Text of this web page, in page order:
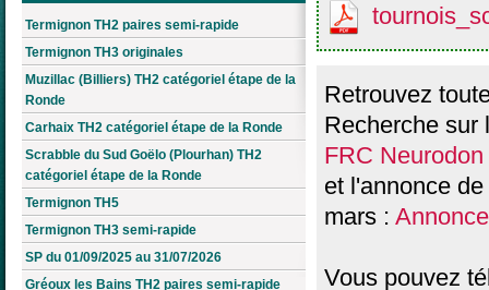
Termignon TH2 paires semi-rapide
Termignon TH3 originales
Muzillac (Billiers) TH2 catégoriel étape de la
Ronde
Carhaix TH2 catégoriel étape de la Ronde
Scrabble du Sud Goëlo (Plourhan) TH2
catégoriel étape de la Ronde
Termignon TH5
Termignon TH3 semi-rapide
SP du 01/09/2025 au 31/07/2026
Gréoux les Bains TH2 paires semi-rapide
Retrouvez
Recherche sur
FRC Neurodon
et l'annonce
mars :
Vous pouvez